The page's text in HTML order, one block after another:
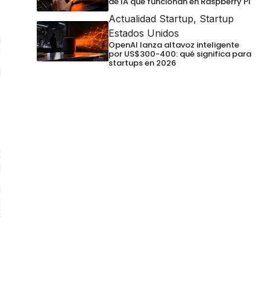
Actualidad Startup, Startup
Estados Unidos
OpenAI lanza altavoz inteligente
por US$300-400: qué significa para
startups en 2026